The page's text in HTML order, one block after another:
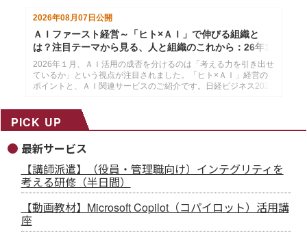
2026年08月07日 公開
ＡＩファースト経営～「ヒト×ＡＩ」で伸びる組織と
は？注目テーマから見る、人と組織のこれから：26年1
月14日配信
2026年１月、ＡＩ活用の成否を分けるのは「考える力を引き出せ
ているか」という視点が注目されました。「ヒト×ＡＩ」経営の
ポイントと、ＡＩ関連サービスのご紹介です。日経ビジネス2025
ールマガジン26年１月14配信分です。
PICK UP
最新サービス
【講師派遣】（役員・管理職向け）インテグリティを
考える研修（半日間）
【動画教材】Microsoft Copilot（コパイロット）活用講
座